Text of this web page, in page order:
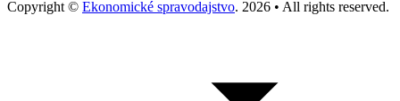
Copyright © Ekonomické spravodajstvo. 2026 • All rights reserved.